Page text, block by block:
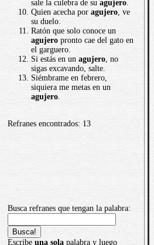
sale la culebra de su agujero.
Quien acecha por agujero, ve
su duelo.
Ratón que solo conoce un
agujero pronto cae del gato en
el garguero.
Si estás en un agujero, no
sigas excavando, salte.
Siémbrame en febrero,
siquiera me metas en un
agujero.
Refranes encontrados: 13
Busca refranes que tengan la palabra:
Escribe una sola palabra y luego